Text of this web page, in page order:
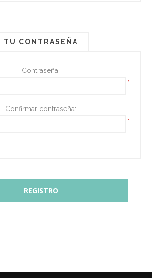
TU CONTRASEÑA
Contraseña:
*
Confirmar contraseña:
*